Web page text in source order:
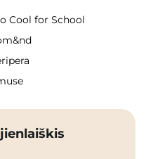
Cool for School